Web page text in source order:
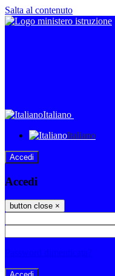
Salta al contenuto
Italiano
Italiano
Accedi
Accedi
button close ×